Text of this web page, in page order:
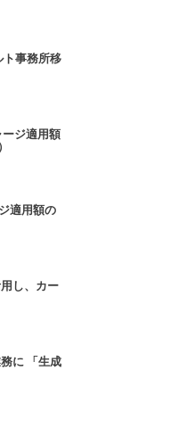
ト事務所移
ジ適用額
適用額の
し、カー
に 「生成